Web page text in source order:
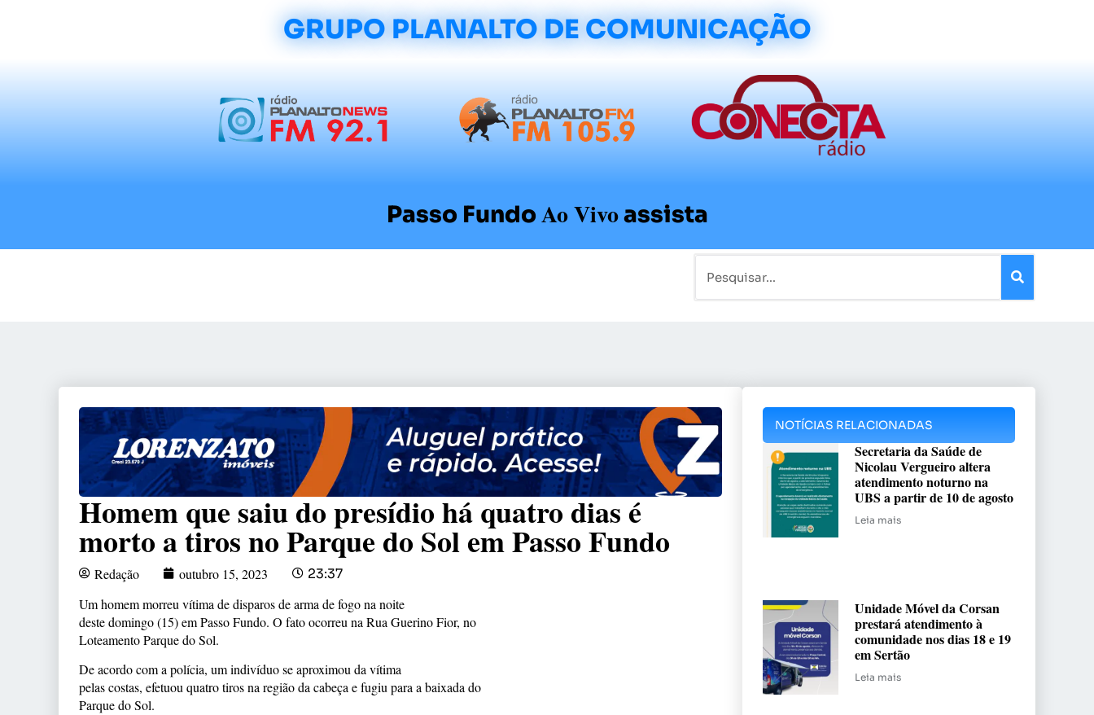
GRUPO PLANALTO DE COMUNICAÇÃO
Passo FundoAo Vivoassista
Homem que saiu do presídio há quatro dias é
morto a tiros no Parque do Sol em Passo Fundo
Redação outubro 15, 2023
23:37
Um homem morreu vítima de disparos de arma de fogo na noite
deste domingo (15) em Passo Fundo. O fato ocorreu na Rua Guerino Fior, no
Loteamento Parque do Sol.
De acordo com a polícia, um indivíduo se aproximou da vítima
pelas costas, efetuou quatro tiros na região da cabeça e fugiu para a baixada do
Parque do Sol.
NOTÍCIAS RELACIONADAS
Secretaria da Saúde de
Nicolau Vergueiro altera
atendimento noturno na
UBS a partir de 10 de agosto
Leia mais
Unidade Móvel da Corsan
prestará atendimento à
comunidade nos dias 18 e 19
em Sertão
Leia mais